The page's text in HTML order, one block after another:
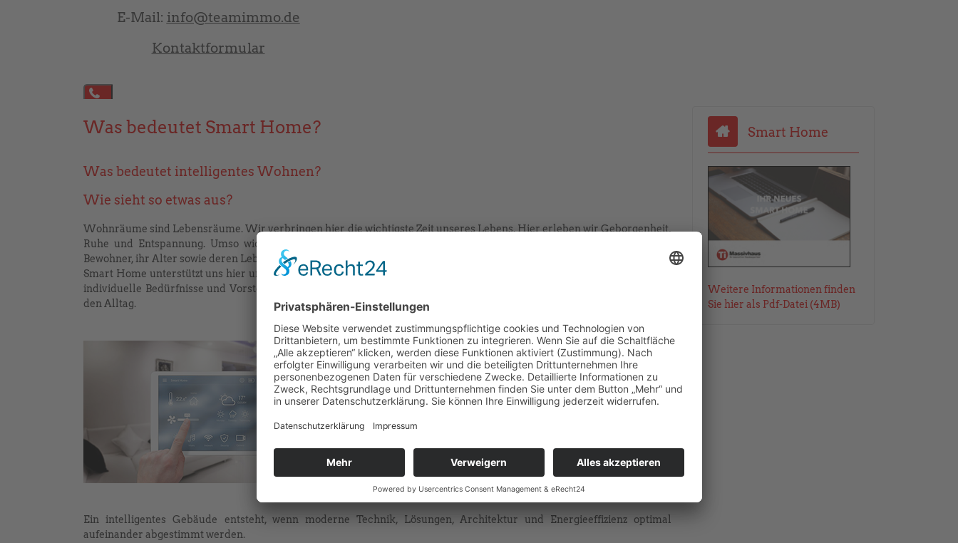
E-Mail: info@teamimmo.de
Kontaktformular
Was bedeutet Smart Home?
Was bedeutet intelligentes Wohnen?
Wie sieht so etwas aus?
Wohnräume sind Lebensräume. Wir verbringen hier die wichtigste Zeit unseres Lebens. Hier erleben wir Geborgenheit,
Ruhe und Entspannung. Umso wichtiger ist es, dass dieses Umfeld perfekt auf die verschiedenen Bedürfnisse der
Bewohner, ihr Alter sowie deren Lebenssituation abgestimmt ist.
Smart Home unterstützt uns hier und bedeutet vernetztes und intelligentes Wohnen. Jeder ist anders. Jeder von uns hat
individuelle Bedürfnisse und Vorstellungen vom Leben in einem Haus. Smart leben erleichtert dir und deiner Familie
den Alltag.
Ein intelligentes Gebäude entsteht, wenn moderne Technik, Lösungen, Architektur und Energieeffizienz optimal
aufeinander abgestimmt werden.
Smart Home
Weitere Informationen finden
Sie hier als Pdf-Datei (4MB)